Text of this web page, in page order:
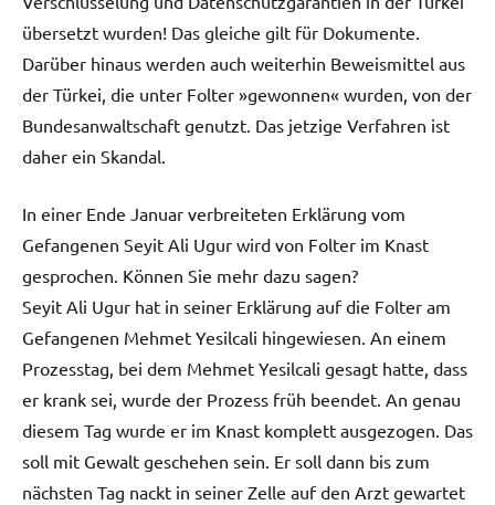
übersetzt wurden! Das gleiche gilt für Dokumente.
Darüber hinaus werden auch weiterhin Beweismittel aus
der Türkei, die unter Folter »gewonnen« wurden, von der
Bundesanwaltschaft genutzt. Das jetzige Verfahren ist
daher ein Skandal.
In einer Ende Januar verbreiteten Erklärung vom
Gefangenen Seyit Ali Ugur wird von Folter im Knast
gesprochen. Können Sie mehr dazu sagen?
Seyit Ali Ugur hat in seiner Erklärung auf die Folter am
Gefangenen Mehmet Yesilcali hingewiesen. An einem
Prozesstag, bei dem Mehmet Yesilcali gesagt hatte, dass
er krank sei, wurde der Prozess früh beendet. An genau
diesem Tag wurde er im Knast komplett ausgezogen. Das
soll mit Gewalt geschehen sein. Er soll dann bis zum
nächsten Tag nackt in seiner Zelle auf den Arzt gewartet